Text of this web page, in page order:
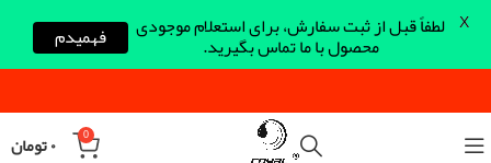
0 ۰تومان
لطفاً قبل از ثبت سفارش، برای استعلام موجودی
محصول با ما تماس بگیرید. فهمیدم X